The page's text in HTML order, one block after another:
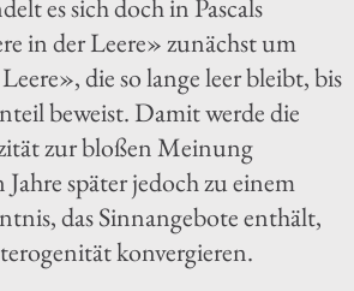
es sich doch in Pascals
in der Leere» zunächst um
die so lange leer bleibt, bis
beweist. Damit werde die
zur bloßen Meinung
später jedoch zu einem
das Sinnangebote enthält,
konvergieren.